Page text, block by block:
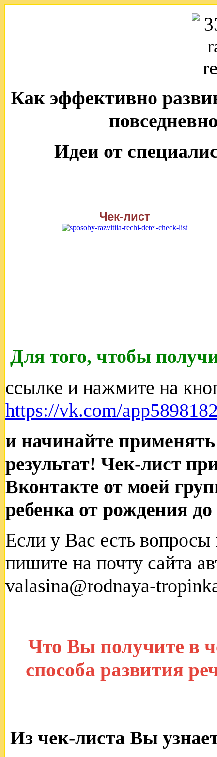
Как эффективно
Идеи от
Чек-лист
Для того, чтобы
ссылке и нажмите на
https://vk.com/
и начинайте
результат! Чек-лист
Вконтакте от моей
ребенка от рождения
Если у Вас есть
пишите на почту сайта
valasina@rodnaya-
Что Вы получите в
способа развития
Из чек-листа Вы